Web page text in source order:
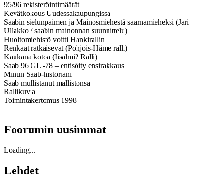
95/96 rekisteröintimäärät
Kevätkokous Uudessakaupungissa
Saabin sielunpaimen ja Mainosmiehestä saarnamieheksi (Jari
Ullakko / saabin mainonnan suunnittelu)
Huoltomiehistö voitti Hankirallin
Renkaat ratkaisevat (Pohjois-Häme ralli)
Kaukana kotoa (Iisalmi? Ralli)
Saab 96 GL -78 – entisöity ensirakkaus
Minun Saab-historiani
Saab mullistanut mallistonsa
Rallikuvia
Toimintakertomus 1998
Foorumin uusimmat
Loading...
Lehdet